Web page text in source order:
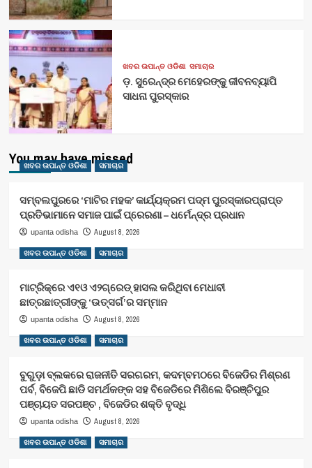
ଖବର ଉପାନ୍ତ ଓଡିଶା ସମାଚାର
ଡ଼. ସୁରେନ୍ଦ୍ର ମେହେରଙ୍କୁ ଜୀବନବ୍ୟାପି
ସାଧନା ପୁରସ୍କାର
You may have missed
ଖବର ଉପାନ୍ତ ଓଡିଶା ସମାଚାର
ସମ୍ବଲପୁରରେ ‘ମାଟିର ମହକ’ କାର୍ଯ୍ୟକ୍ରମ ପଦ୍ମ ପୁରସ୍କାରପ୍ରାପ୍ତ
ପ୍ରତିଭାମାନେ ସମାଜ ପାଇଁ ପ୍ରେରଣା – ଧର୍ମେନ୍ଦ୍ର ପ୍ରଧାନ
upanta odisha August 8, 2026
ଖବର ଉପାନ୍ତ ଓଡିଶା ସମାଚାର
ମାଟ୍ରିକ୍‌ରେ ଏ୧ଓ ଏ୨ଗ୍ରେଡ୍‌ ହାସଲ କରିଥିବା ମେଧାବୀ
ଛାତ୍ରଛାତ୍ରୀଙ୍କୁ ‘ଉତ୍ସର୍ଗ’ର ସମ୍ମାନ
upanta odisha August 8, 2026
ଖବର ଉପାନ୍ତ ଓଡିଶା ସମାଚାର
ବୁଗୁଡ଼ା ବ୍ଲକରେ ରାଜନୀତି ସରଗରମ, କଦମ୍ବମଠରେ ବିଜେଡିର ମିଶ୍ରଣ
ପର୍ବ, ବିଜେପି ଛାଡି ସମର୍ଥକଙ୍କ ସହ ବିଜେଡିରେ ମିଶିଲେ ବିରଞ୍ଚିପୁର
ପଞ୍ଚାୟତ ସରପଞ୍ଚ , ବିଜେଡିର ଶକ୍ତି ବୃଦ୍ଧି
upanta odisha August 8, 2026
ଖବର ଉପାନ୍ତ ଓଡିଶା ସମାଚାର